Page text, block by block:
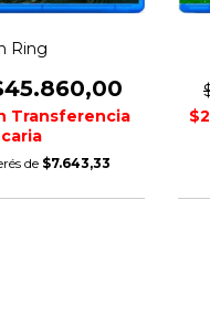
Ring
Transferencia
de $7.643,33